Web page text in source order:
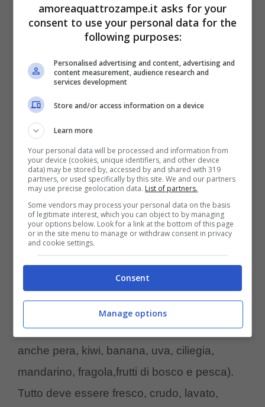
pomodori, ranuncolo, sambuco,
ligustro, alloro, foglie di quercia, e le
foglie malate di qualsiasi pianta.
Alcuni criceti potrebbero
non gradire le
mele
disgusto
alimentazione e prova con altra frutta e
verdura.
Come alimentazione fresca si può fornire
verdura(cicoria, indivia belga, finocchi,
topinambur, carote, sedano, broccoli, cavoli),
lattuga
erbe di campo
di leone),frutta di stagione(oltre alla mela,
anche pera, kiwi, banana, uva, ciliegia,
mandarino, fragola,frutti di bosco e pesca).
Tutto deve essere fresco, crudo, lavato,
amoreaquattrozampe.it asks for your
consent to use your personal data for the
following purposes:
Personalised advertising and content, advertising and
content measurement, audience research and
services development
Store and/or access information on a device
Learn more
Your personal data will be processed and information from
your device (cookies, unique identifiers, and other device
data) may be stored by, accessed by and shared with 319
partners, or used specifically by this site. We and our partners
may use precise geolocation data. List of partners.
Some vendors may process your personal data on the basis
of legitimate interest, which you can object to by managing
your options below. Look for a link at the bottom of this page
or in the site menu to manage or withdraw consent in privacy
and cookie settings.
Consent
Manage options